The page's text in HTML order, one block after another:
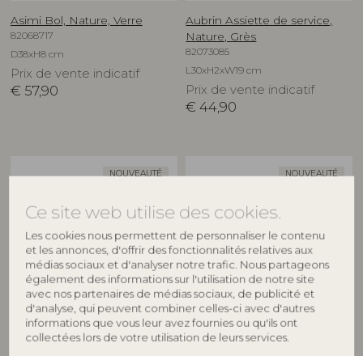
Ce site web utilise des cookies.
Les cookies nous permettent de personnaliser le contenu
et les annonces, d'offrir des fonctionnalités relatives aux
médias sociaux et d'analyser notre trafic. Nous partageons
également des informations sur l'utilisation de notre site
avec nos partenaires de médias sociaux, de publicité et
d'analyse, qui peuvent combiner celles-ci avec d'autres
informations que vous leur avez fournies ou qu'ils ont
collectées lors de votre utilisation de leurs services.
Asimi Bol, Nature, Verre
82068717
D38xH8 cm
Prix de vente indicatif
€ 57,90
Aubrin Assiette de service,
Nature, Grès
82073085
L30xH2xW19 cm
Prix de vente indicatif
€ 44,90
NOUVEAUTÉ
CREATIVE COLLECTION
Aubrin Assiette, Nature, Grès
NOUVEAUTÉ
CREATIVE COLLECTION
Aubrin Assiette, Nature, Grès